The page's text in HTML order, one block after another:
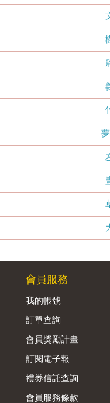
會員服務
我的帳號
訂單查詢
會員獎勵計畫
訂閱電子報
禮券信託查詢
會員服務條款